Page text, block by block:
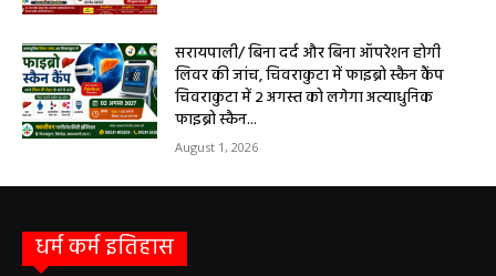
सरायपाली/ बिना दर्द और बिना ऑपरेशन होगी
लिवर की जांच, चिवराकुटा में फाइब्रो स्कैन कैंप
चिवराकुटा में 2 अगस्त को लगेगा अत्याधुनिक
फाइब्रो स्कैन...
August 1, 2026
धर्म कर्म इतिहास